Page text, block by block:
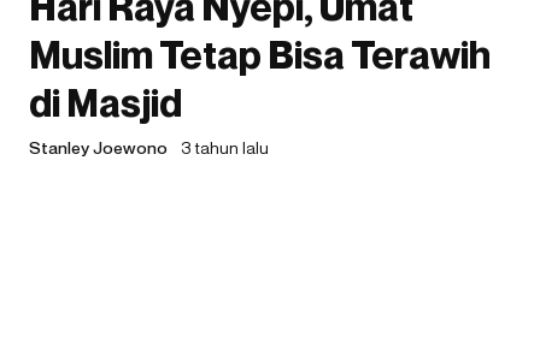
Muslim Tetap Bisa Terawih
di Masjid
Stanley Joewono 3 tahun lalu